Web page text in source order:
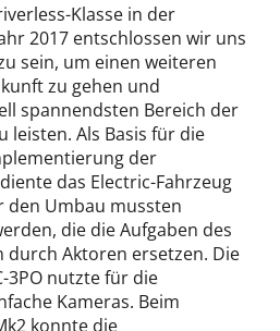
Klasse in der
2017 entschlossen wir uns
sein, um einen weiteren
zu gehen und
spannendsten Bereich der
Als Basis für die
der
das Electric-Fahrzeug
den Umbau mussten
die die Aufgaben des
durch Aktoren ersetzen. Die
3PO nutzte für die
Kameras. Beim
konnte die